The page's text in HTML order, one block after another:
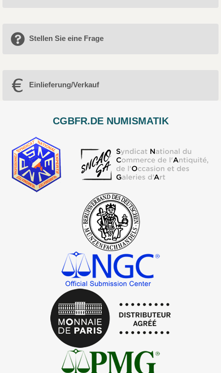
Stellen Sie eine Frage
Einlieferung/Verkauf
CGBFR.DE NUMISMATIK